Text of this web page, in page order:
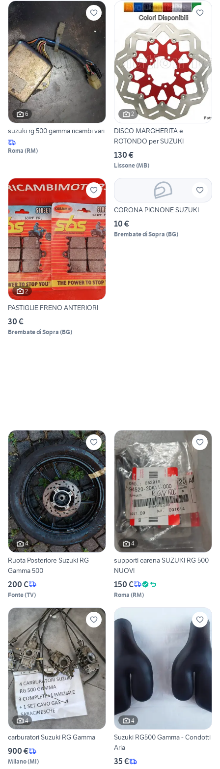
6
suzuki rg 500 gamma ricambi vari
Roma (RM)
2
DISCO MARGHERITA e
ROTONDO per SUZUKI
130 €
Lissone(MB)
2
PASTIGLIE FRENO ANTERIORI
30 €
Brembate di Sopra (BG)
CORONA PIGNONE SUZUKI
10 €
Brembate di Sopra (BG)
4
Ruota Posteriore Suzuki RG
Gamma 500
200 €
Fonte(TV)
4
supporti carena SUZUKI RG 500
NUOVI
150 €
Roma (RM)
4
carburatori Suzuki RG Gamma
900 €
Milano(MI)
4
Suzuki RG500 Gamma - Condotti
Aria
35 €